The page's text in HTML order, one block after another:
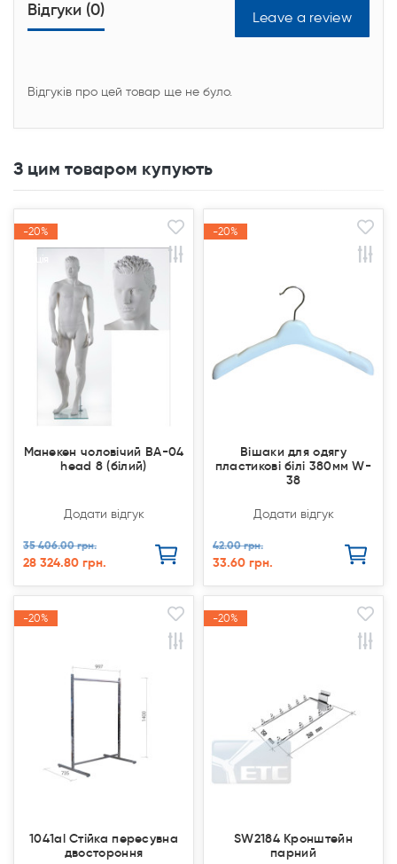
Відгуки (0) Leave a review
Відгуків про цей товар ще не було.
З цим товаром купують
-20%
Акція
-20%
Акція
Манекен чоловічий ВА-04
head 8 (білий)
Додати відгук
35 406.00 грн.
28 324.80 грн.
-20%
-20%
Вішаки для одягу
пластикові білі 380мм W-
38
Додати відгук
42.00 грн.
33.60 грн.
-20%
-20%
1041al Стійка пересувна
двостороння
-20%
-20%
SW2184 Кронштейн
парний